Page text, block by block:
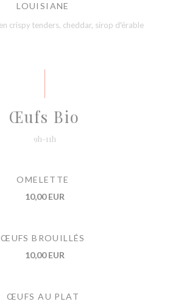
LOUISIANE
crispy tenders, cheddar, sirop d'érable
Œufs Bio
9h-11h
OMELETTE
10,00 EUR
ŒUFS BROUILLÉS
10,00 EUR
ŒUFS AU PLAT